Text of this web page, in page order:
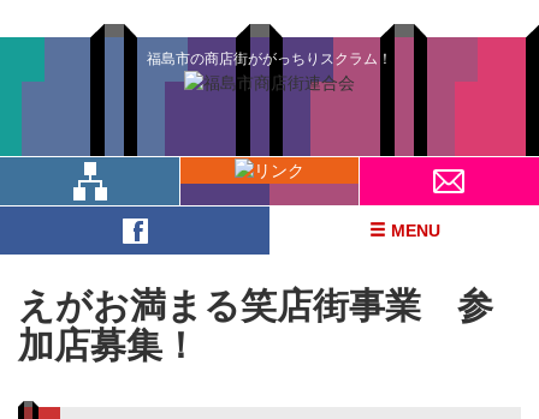
福島市の商店街ががっちりスクラム！
MENU
えがお満まる笑店街事業 参
加店募集！